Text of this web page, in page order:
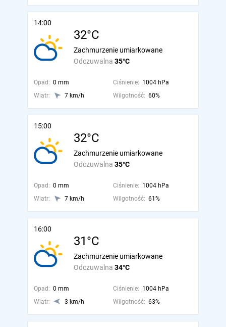
14:00
32°C
Odczuwalna 35°C
Zachmurzenie umiarkowane
Opad: 0 mm Ciśnienie: 1004 hPa
Wiatr:
7 km/h Wilgotność: 60%
15:00
32°C
Odczuwalna 35°C
Zachmurzenie umiarkowane
Opad: 0 mm Ciśnienie: 1004 hPa
Wiatr:
7 km/h Wilgotność: 61%
16:00
31°C
Odczuwalna 34°C
Zachmurzenie umiarkowane
Opad: 0 mm Ciśnienie: 1004 hPa
Wiatr:
3 km/h Wilgotność: 63%